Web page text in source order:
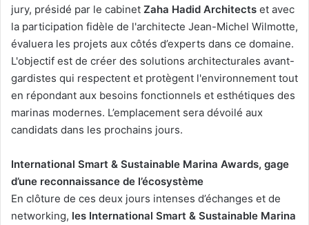
jury, présidé par le cabinet Zaha Hadid Architects et avec
la participation fidèle de l'architecte Jean-Michel Wilmotte,
évaluera les projets aux côtés d’experts dans ce domaine.
L'objectif est de créer des solutions architecturales avant-
gardistes qui respectent et protègent l'environnement tout
en répondant aux besoins fonctionnels et esthétiques des
marinas modernes. L’emplacement sera dévoilé aux
candidats dans les prochains jours.
International Smart & Sustainable Marina Awards, gage
d’une reconnaissance de l’écosystème
En clôture de ces deux jours intenses d’échanges et de
networking, les International Smart & Sustainable Marina